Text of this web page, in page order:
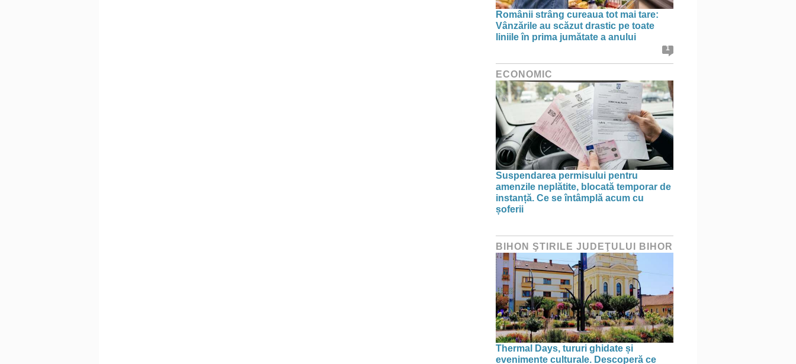
Românii strâng cureaua tot mai tare:
Vânzările au scăzut drastic pe toate
liniile în prima jumătate a anului
1
ECONOMIC
Suspendarea permisului pentru
amenzile neplătite, blocată temporar de
instanță. Ce se întâmplă acum cu
șoferii
BIHON ŞTIRILE JUDEŢULUI BIHOR
Thermal Days, tururi ghidate și
evenimente culturale. Descoperă ce